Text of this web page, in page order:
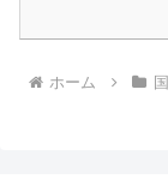
ホーム